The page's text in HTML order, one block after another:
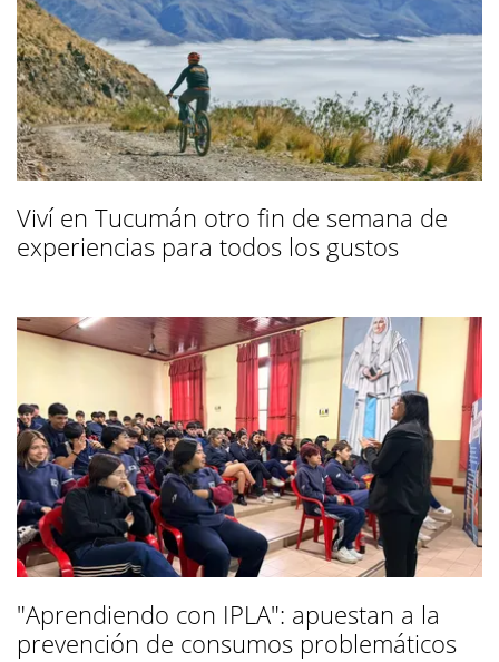
Viví en Tucumán otro fin de semana de
experiencias para todos los gustos
"Aprendiendo con IPLA": apuestan a la
prevención de consumos problemáticos